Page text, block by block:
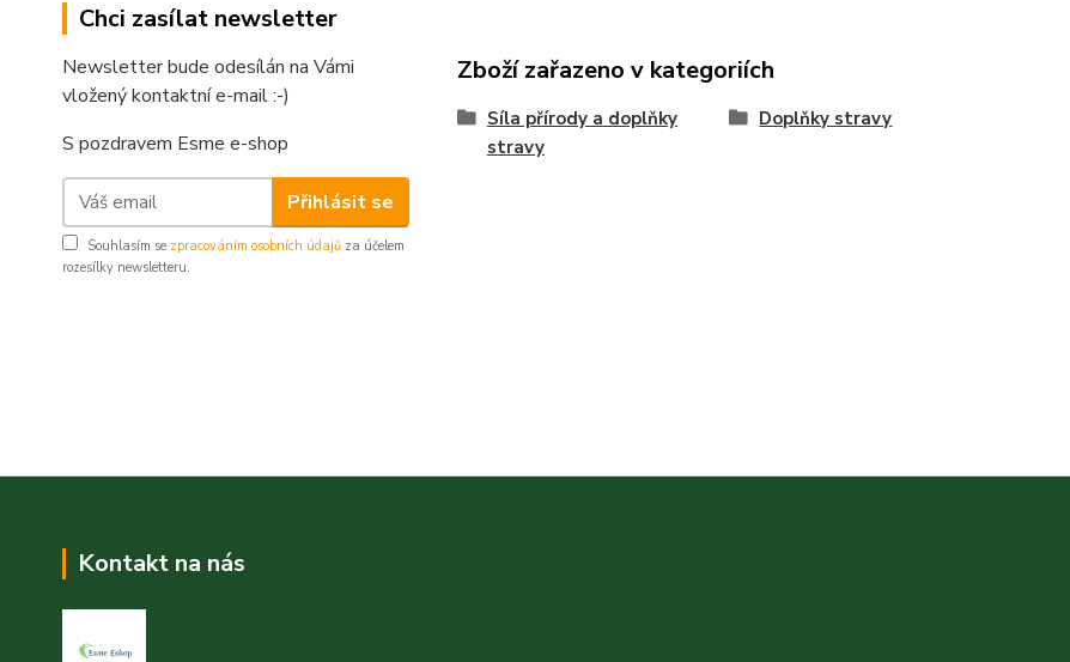
Chci zasílat newsletter
Newsletter bude odesílán na Vámi
vložený kontaktní e-mail :-)
S pozdravem Esme e-shop
Přihlásit se
Souhlasím se zpracováním osobních údajů za účelem
rozesílky newsletteru.
Zboží zařazeno v kategoriích
Síla přírody a doplňky
stravy
Doplňky stravy
Kontakt na nás